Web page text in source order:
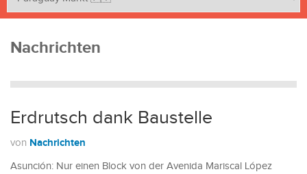
Nachrichten
Erdrutsch dank Baustelle
von Nachrichten
Asunción: Nur einen Block von der Avenida Mariscal López